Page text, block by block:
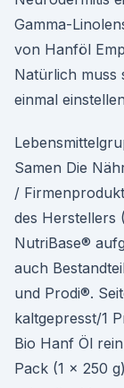
Gamma-
von Hanföl
Natürlich muss
einmal
Samen Die
/
des Herstellers
NutriBase®
auch
und Prodi®.
kaltgepresst/1
Bio Hanf Öl
Pack (1 x 250